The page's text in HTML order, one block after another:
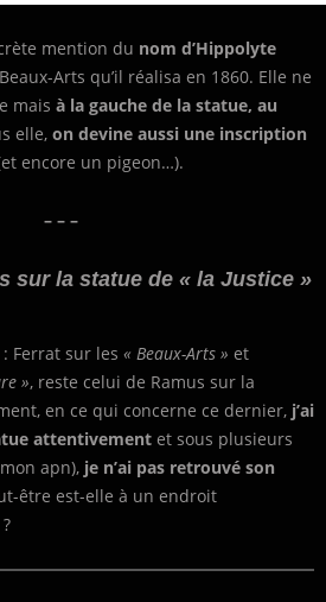
mention du nom d’Hippolyte
Arts qu’il réalisa en 1860. Elle ne
mais à la gauche de la statue, au
elle, on devine aussi une inscription
encore un pigeon…).
– – –
sur la statue de « la Justice »
: Ferrat sur les « Beaux-Arts » et
», reste celui de Ramus sur la
en ce qui concerne ce dernier, j’ai
attentivement et sous plusieurs
apn), je n’ai pas retrouvé son
être est-elle à un endroit